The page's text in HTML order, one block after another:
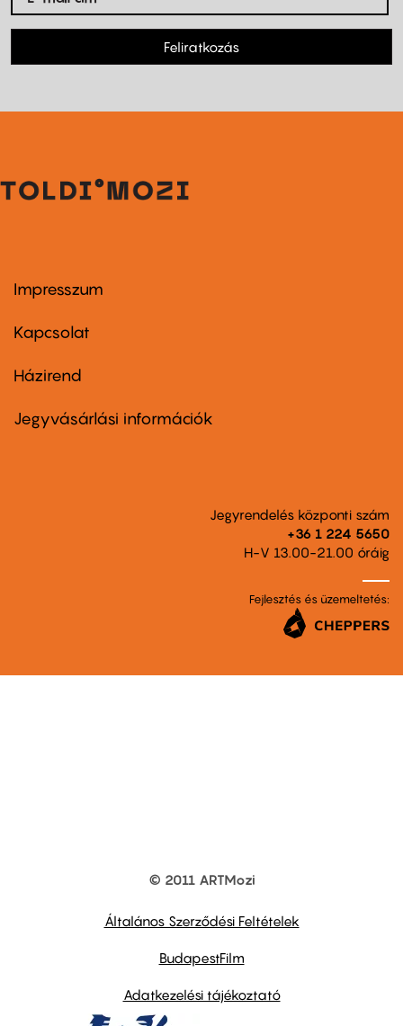
Feliratkozás
Footer
first
Impresszum
Kapcsolat
Footer
second
Házirend
Jegyvásárlási információk
Jegyrendelés központi szám
+36 1 224 5650
H-V 13.00-21.00 óráig
Fejlesztés és üzemeltetés:
© 2011 ARTMozi
Általános Szerződési Feltételek
BudapestFilm
Adatkezelési tájékoztató